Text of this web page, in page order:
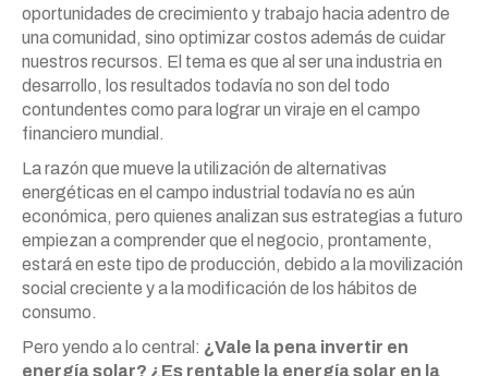
oportunidades de crecimiento y trabajo hacia adentro de
una comunidad, sino optimizar costos además de cuidar
nuestros recursos. El tema es que al ser una industria en
desarrollo, los resultados todavía no son del todo
contundentes como para lograr un viraje en el campo
financiero mundial.
La razón que mueve la utilización de alternativas
energéticas en el campo industrial todavía no es aún
económica, pero quienes analizan sus estrategias a futuro
empiezan a comprender que el negocio, prontamente,
estará en este tipo de producción, debido a la movilización
social creciente y a la modificación de los hábitos de
consumo.
Pero yendo a lo central: ¿Vale la pena invertir en
energía solar? ¿Es rentable la energía solar en la